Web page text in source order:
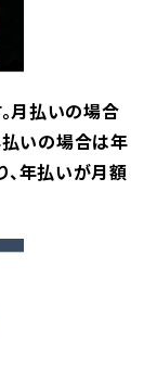
月払いの場合
いの場合は年
、年払いが月額